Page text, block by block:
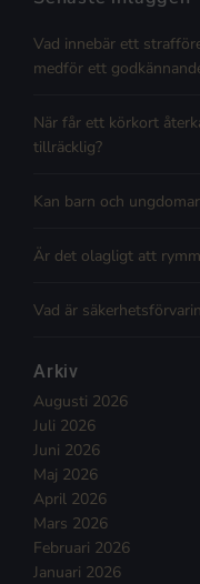
Vad innebär ett
medför ett
När får ett körkort
tillräcklig?
Kan barn och
Är det olagligt att
Vad är
Arkiv
Augusti 2026
Juli 2026
Juni 2026
Maj 2026
April 2026
Mars 2026
Februari 2026
Januari 2026